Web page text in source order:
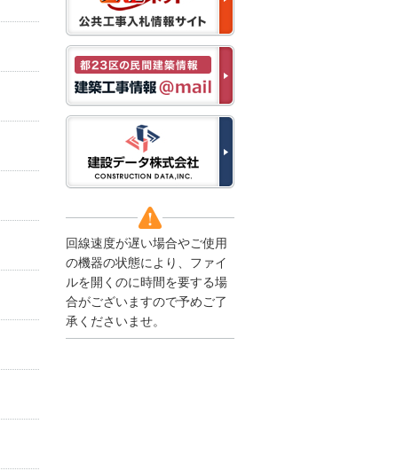
だき、誠に有難うござい
ます。
下記の期間につきまし
て、弊社休業のため情報
更新を停止させていただ
きます。
【期間】１２月２７日
(土)～１月４日(日)
上記の期間、情報の更新
がされませんので、ご了
承のほど、よろしくお願
なお、情報は１月５日
(月)より登録されます。
2025/08/04
●夏季休業に伴う情報更
新停止のお知らせ●
建設資料館をご利用いた
だき、誠に有難うござい
回線速度が遅い場合やご使用
の機器の状態により、ファイ
ルを開くのに時間を要する場
合がございますので予めご了
承くださいませ。